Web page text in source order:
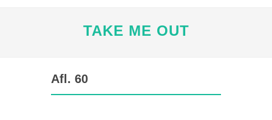
TAKE ME OUT
Afl. 60